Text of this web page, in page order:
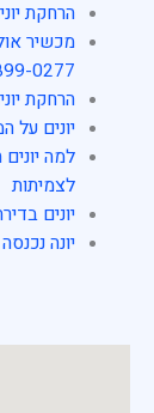
הרחקת
מכשיר
0277
הרחקת
יונים על
למה
לצמיתות
יונים
יונה